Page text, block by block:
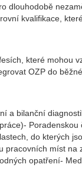
dlouhodobě
kvalifikace,
které mohou
OZP do
a bilanční
Poradenskou
do kterých
pracovních míst na
opatření-